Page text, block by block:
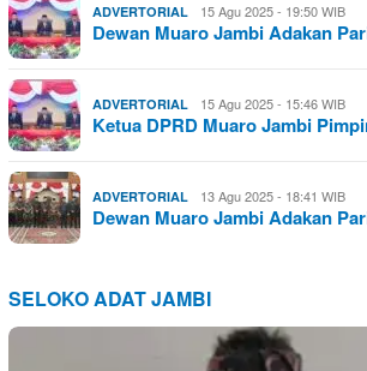
ADVERTORIAL 15 Agu 2025 - 19:50 WIB
Dewan Muaro Jambi Adakan
ADVERTORIAL 15 Agu 2025 - 15:46 WIB
Ketua DPRD Muaro Jambi
ADVERTORIAL 13 Agu 2025 - 18:41 WIB
Dewan Muaro Jambi Adakan
SELOKO ADAT JAMBI